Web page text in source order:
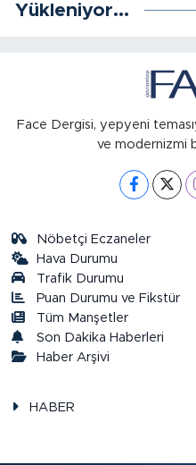
Yükleniyor...
Face Dergisi, yepyeni
ve modernizmi
Nöbetçi Eczaneler
Hava Durumu
Trafik Durumu
Puan Durumu ve Fikstür
Tüm Manşetler
Son Dakika Haberleri
Haber Arşivi
HABER